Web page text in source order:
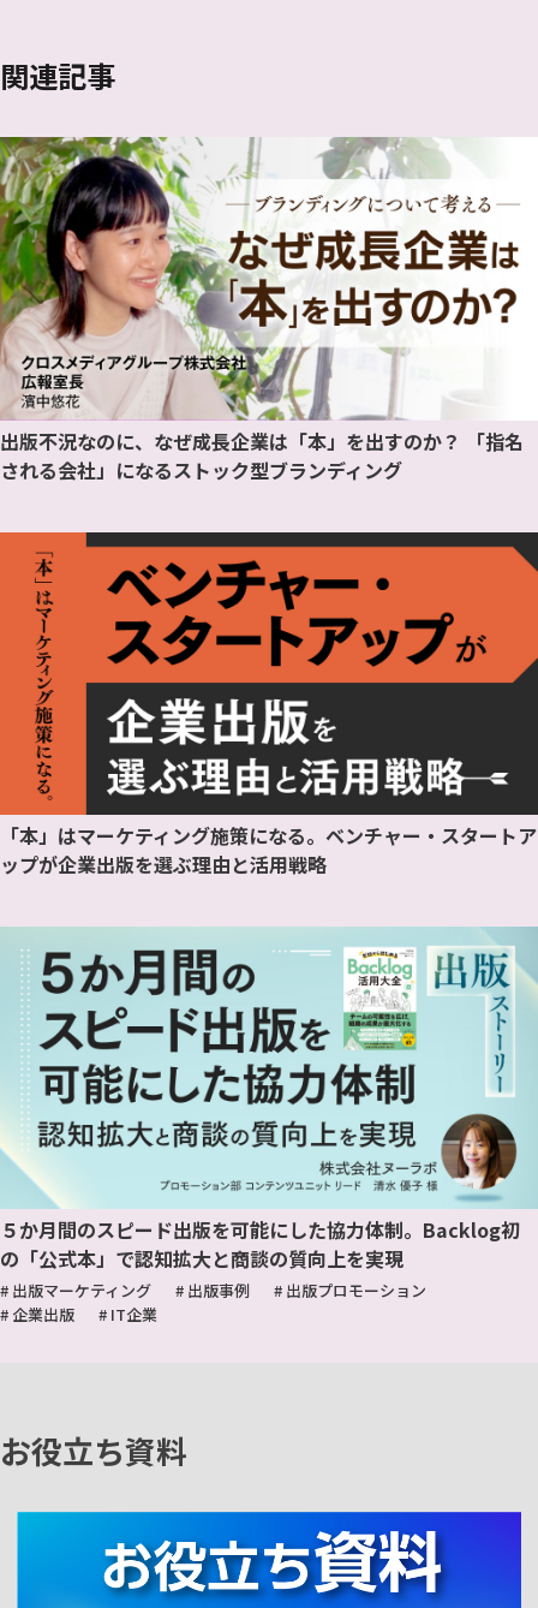
関連記事
出版不況なのに、なぜ成長企業は「本」を出すのか？ 「指名
される会社」になるストック型ブランディング
「本」はマーケティング施策になる。ベンチャー・スタートア
ップが企業出版を選ぶ理由と活用戦略
５か月間のスピード出版を可能にした協力体制。Backlog初
の「公式本」で認知拡大と商談の質向上を実現
# 出版マーケティング # 出版事例
# 出版プロモーション
# 企業出版
# IT企業
お役立ち資料